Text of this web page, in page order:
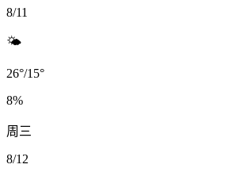
8/11
🌤️
26°/15°
8%
周三
8/12